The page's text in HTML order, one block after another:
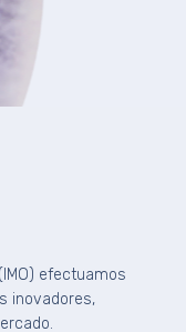
efectuamos
inovadores,